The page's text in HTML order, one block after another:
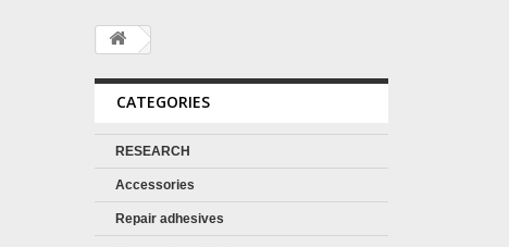
CATEGORIES
RESEARCH
Accessories
Repair adhesives